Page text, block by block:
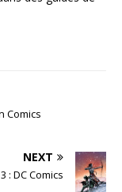
Comics
NEXT
: DC Comics